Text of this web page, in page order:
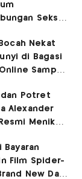
Seks
Nekat
di Bagasi
Sampai
Kaget
dan Potret
Alexander
Menikah
Bayaran
Film Spider-
New Day,